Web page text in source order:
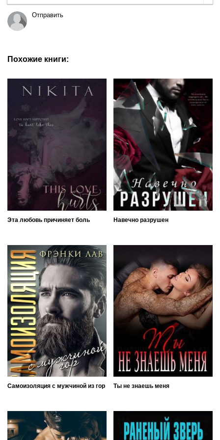
Отправить
Похожие книги:
Эта любовь причиняет боль Навечно разрушен
Самоизоляция с мужчиной из гор Ты не знаешь меня